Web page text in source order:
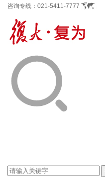
咨询专线： 021-5411-7777